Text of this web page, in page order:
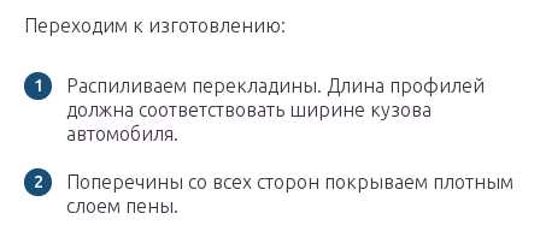
Переходим к изготовлению:
Распиливаем перекладины. Длина профилей
должна соответствовать ширине кузова
автомобиля.
Поперечины со всех сторон покрываем плотным
слоем пены.